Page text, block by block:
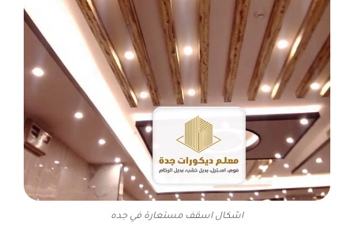
اشكال اسقف مستعارة في جده